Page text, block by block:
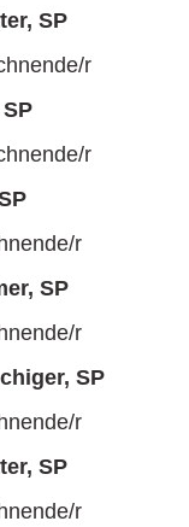
SP
r
r
r
SP
r
SP
r
SP
r